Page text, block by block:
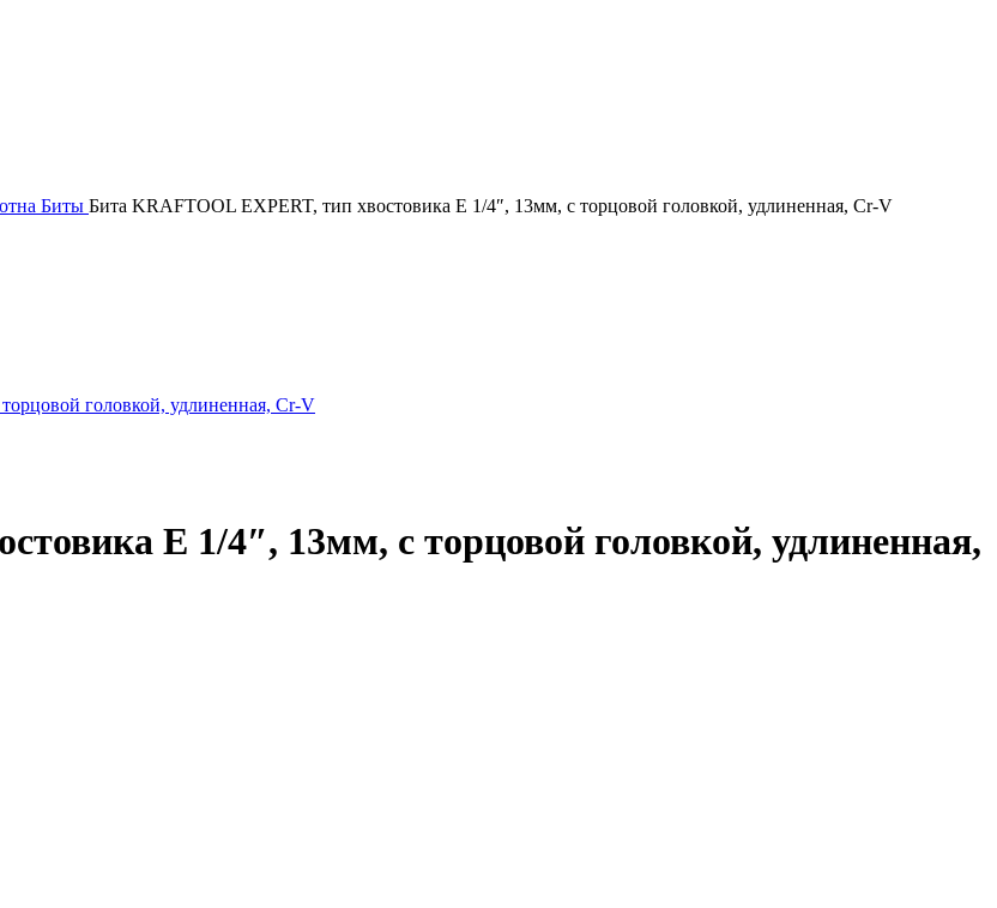
Биты Бита KRAFTOOL EXPERT, тип хвостовика E 1/4″, 13мм, с торцовой головкой, удлиненная, Cr-V
E 1/4″, 13мм, с торцовой головкой, удлиненная,